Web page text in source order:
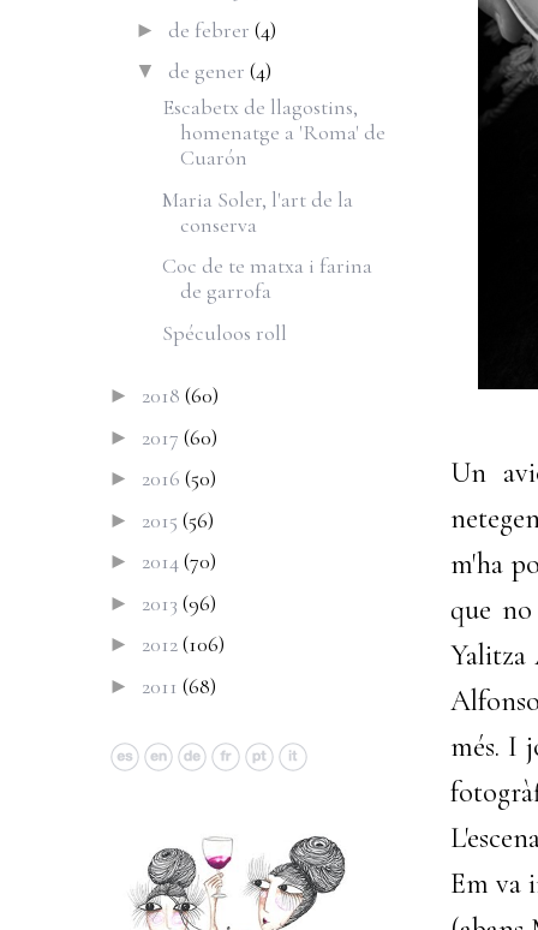
Un
m'ha
que
més. I
Em va
► de febrer (4)
▼ de gener (4)
Escabetx de llagostins,
homenatge a 'Roma' de
Cuarón
Maria Soler, l'art de la
conserva
Coc de te matxa i farina
de garrofa
Spéculoos roll
► 2018 (60)
► 2017 (60)
► 2016 (50)
► 2015 (56)
► 2014(70)
► 2013 (96)
► 2012(106)
► 2011 (68)